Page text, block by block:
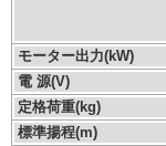
モーター出力(kW)
電 源(V)
定格荷重(kg)
標準揚程(m)